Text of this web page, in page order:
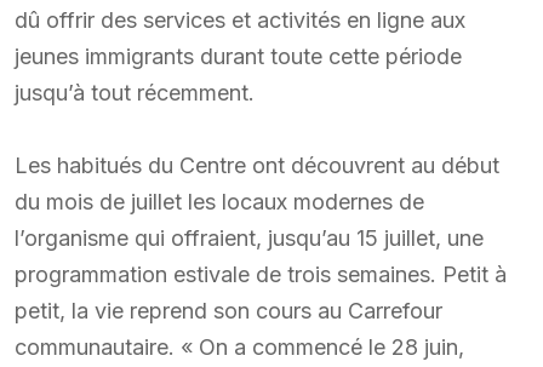
dû offrir des services et activités en ligne aux
jeunes immigrants durant toute cette période
jusqu’à tout récemment.
Les habitués du Centre ont découvrent au début
du mois de juillet les locaux modernes de
l’organisme qui offraient, jusqu’au 15 juillet, une
programmation estivale de trois semaines. Petit à
petit, la vie reprend son cours au Carrefour
communautaire. « On a commencé le 28 juin,